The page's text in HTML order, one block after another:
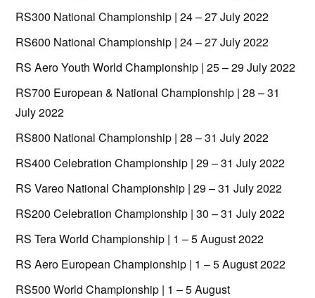
RS300 National Championship | 24 – 27 July 2022
RS600 National Championship | 24 – 27 July 2022
RS Aero Youth World Championship | 25 – 29 July 2022
RS700 European & National Championship | 28 – 31
July 2022
RS800 National Championship | 28 – 31 July 2022
RS400 Celebration Championship | 29 – 31 July 2022
RS Vareo National Championship | 29 – 31 July 2022
RS200 Celebration Championship | 30 – 31 July 2022
RS Tera World Championship | 1 – 5 August 2022
RS Aero European Championship | 1 – 5 August 2022
RS500 World Championship | 1 – 5 August